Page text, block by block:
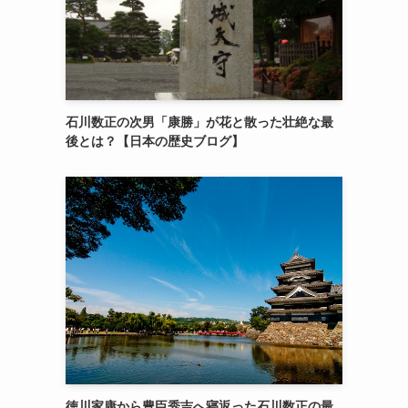
石川数正の次男「康勝」が花と散った壮絶な最
後とは？【日本の歴史ブログ】